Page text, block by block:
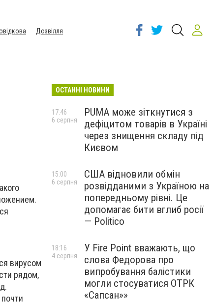
Дозвілля
вирусом
рядом,
ОСТАННІ НОВИНИ
PUMA може зіткнутися з
дефіцитом товарів в Україні
через знищення складу під
Києвом
17:46
6 серпня
США відновили обмін
розвідданими з Україною на
попередньому рівні. Це
допомагає бити вглиб росії
— Politico
15:00
6 серпня
У Fire Point вважають, що
слова Федорова про
випробування балістики
могли стосуватися ОТРК
«Сапсан»»
18:16
4 серпня